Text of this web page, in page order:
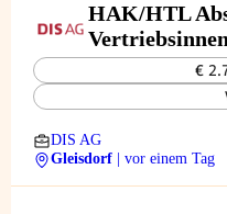
HAK/HTL
Automotive€
DIS AG
Gleisdorf
| vor einem Tag